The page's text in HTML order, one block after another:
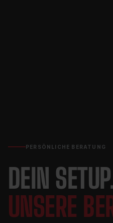
PERSÖNLICHE BERATUNG
DEIN
UNSERE